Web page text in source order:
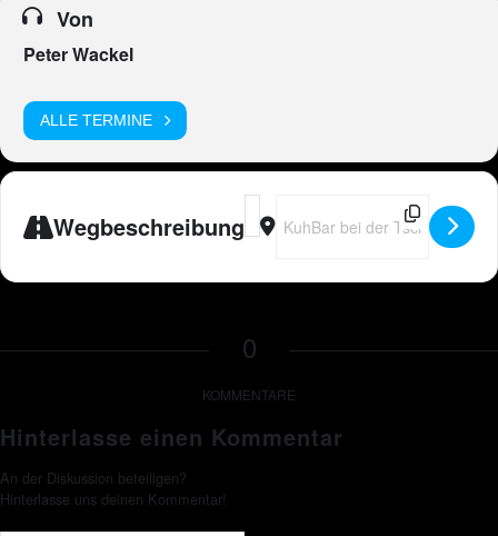
Von
Peter Wackel
ALLE TERMINE
Wegbeschreibung
Address - CH - Peter Wackel LIVE
Destination Address - CH -
0
KOMMENTARE
Hinterlasse einen Kommentar
An der Diskussion beteiligen?
Hinterlasse uns deinen Kommentar!